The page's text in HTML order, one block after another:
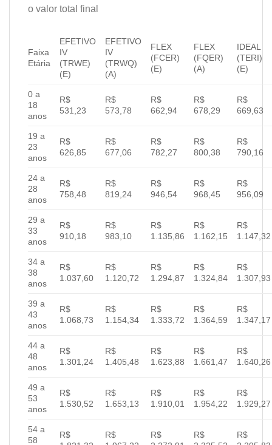
o valor total final
Faixa
Etária
EFETIVO
IV
(TRWE)
(E)
EFETIVO
IV
(TRWQ)
(A)
FLEX
(FCER)
(E)
FLEX
(FQER)
(A)
IDEAL
(TERI)
(E)
0 a
18
anos
R$
531,23
R$
573,78
R$
662,94
R$
678,29
R$
669,63
19 a
23
anos
R$
626,85
R$
677,06
R$
782,27
R$
800,38
R$
790,16
24 a
28
anos
R$
758,48
R$
819,24
R$
946,54
R$
968,45
R$
956,09
29 a
33
anos
R$
910,18
R$
983,10
R$
1.135,86
R$
1.162,15
R$
1.147,32
34 a
38
anos
R$
1.037,60
R$
1.120,72
R$
1.294,87
R$
1.324,84
R$
1.307,93
39 a
43
anos
R$
1.068,73
R$
1.154,34
R$
1.333,72
R$
1.364,59
R$
1.347,17
44 a
48
anos
R$
1.301,24
R$
1.405,48
R$
1.623,88
R$
1.661,47
R$
1.640,26
49 a
53
anos
R$
1.530,52
R$
1.653,13
R$
1.910,01
R$
1.954,22
R$
1.929,27
54 a
58
R$
R$
R$
R$
R$